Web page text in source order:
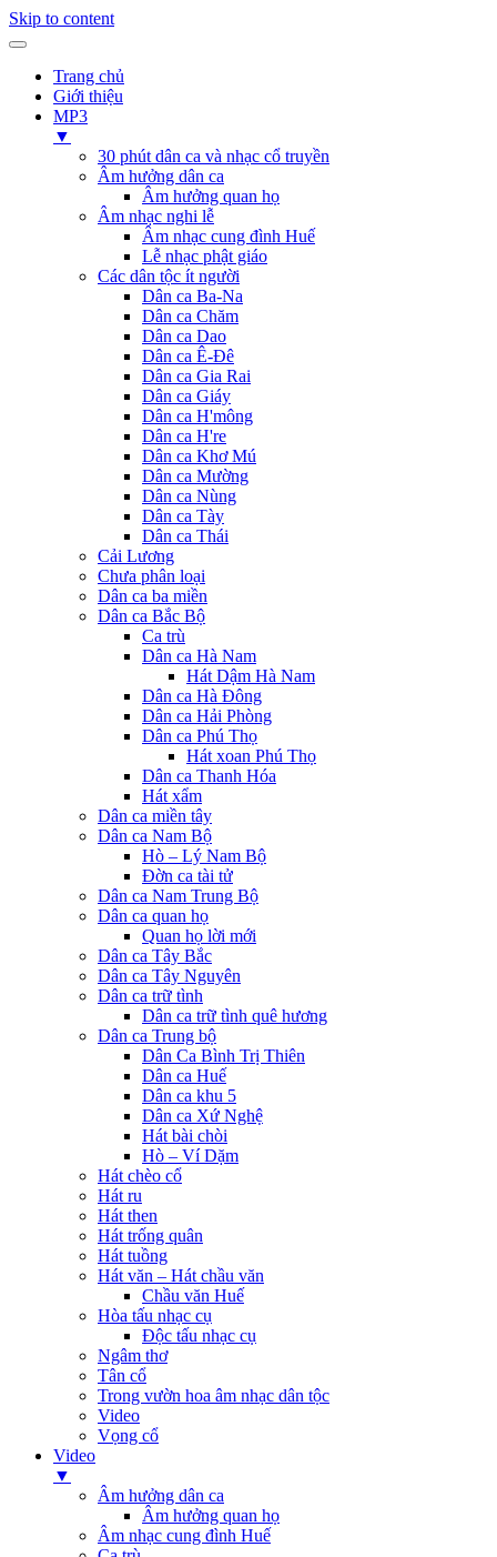
Skip to content
Trang chủ
Giới thiệu
MP3
▼
30 phút dân ca và nhạc cổ truyền
Âm hưởng dân ca
Âm hưởng quan họ
Âm nhạc nghi lễ
Âm nhạc cung đình Huế
Lễ nhạc phật giáo
Các dân tộc ít người
Dân ca Ba-Na
Dân ca Chăm
Dân ca Dao
Dân ca Ê-Đê
Dân ca Gia Rai
Dân ca Giáy
Dân ca H'mông
Dân ca H're
Dân ca Khơ Mú
Dân ca Mường
Dân ca Nùng
Dân ca Tày
Dân ca Thái
Cải Lương
Chưa phân loại
Dân ca ba miền
Dân ca Bắc Bộ
Ca trù
Dân ca Hà Nam
Hát Dậm Hà Nam
Dân ca Hà Đông
Dân ca Hải Phòng
Dân ca Phú Thọ
Hát xoan Phú Thọ
Dân ca Thanh Hóa
Hát xẩm
Dân ca miền tây
Dân ca Nam Bộ
Hò – Lý Nam Bộ
Đờn ca tài tử
Dân ca Nam Trung Bộ
Dân ca quan họ
Quan họ lời mới
Dân ca Tây Bắc
Dân ca Tây Nguyên
Dân ca trữ tình
Dân ca trữ tình quê hương
Dân ca Trung bộ
Dân Ca Bình Trị Thiên
Dân ca Huế
Dân ca khu 5
Dân ca Xứ Nghệ
Hát bài chòi
Hò – Ví Dặm
Hát chèo cổ
Hát ru
Hát then
Hát trống quân
Hát tuồng
Hát văn – Hát chầu văn
Chầu văn Huế
Hòa tấu nhạc cụ
Độc tấu nhạc cụ
Ngâm thơ
Tân cổ
Trong vườn hoa âm nhạc dân tộc
Video
Vọng cổ
Video
▼
Âm hưởng dân ca
Âm hưởng quan họ
Âm nhạc cung đình Huế